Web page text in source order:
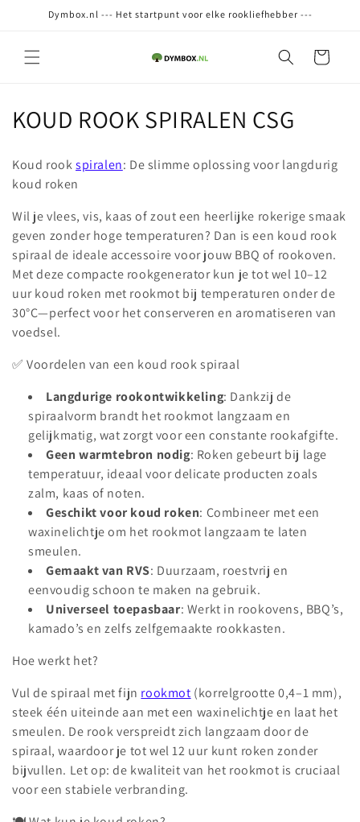
naar deDymbox.nl --- Het startpunt voor elke rookliefhebber ---
Winkelwagen
C
l
l
e
c
t
i
e
KOUD ROOK SPIRALEN CSG
Koud rookspiralen: De slimme oplossing voor langdurig
koud roken
Wil je vlees, vis, kaas of zout een heerlijke rokerige smaak
geven zonder hoge temperaturen? Dan is een koud rook
spiraal de ideale accessoire voor jouw BBQ of rookoven.
Met deze compacte rookgenerator kun je tot wel 10–12
uur koud roken met rookmot bij temperaturen onder de
30°C—perfect voor het conserveren en aromatiseren van
voedsel.
✅ Voordelen van een koud rook spiraal
Langdurige rookontwikkeling: Dankzij de
spiraalvorm brandt het rookmot langzaam en
gelijkmatig, wat zorgt voor een constante rookafgifte.
Geen warmtebron nodig: Roken gebeurt bij lage
temperatuur, ideaal voor delicate producten zoals
zalm, kaas of noten.
Geschikt voor koud roken: Combineer met een
waxinelichtje om het rookmot langzaam te laten
smeulen.
Gemaakt van RVS: Duurzaam, roestvrij en
eenvoudig schoon te maken na gebruik.
Universeel toepasbaar: Werkt in rookovens, BBQ’s,
kamado’s en zelfs zelfgemaakte rookkasten.
Hoe werkt het?
Vul de spiraal met fijn rookmot (korrelgrootte 0,4–1 mm),
steek één uiteinde aan met een waxinelichtje en laat het
smeulen. De rook verspreidt zich langzaam door de
spiraal, waardoor je tot wel 12 uur kunt roken zonder
bijvullen. Let op: de kwaliteit van het rookmot is cruciaal
voor een stabiele verbranding.